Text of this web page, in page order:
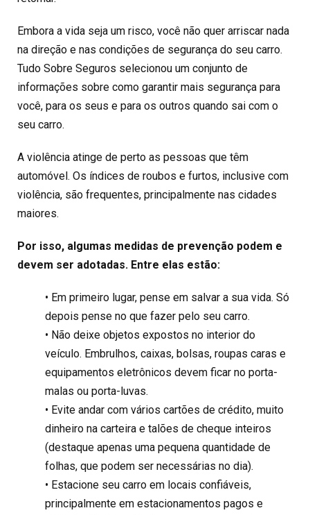
Embora a vida seja um risco, você não quer arriscar nada
na direção e nas condições de segurança do seu carro.
Tudo Sobre Seguros selecionou um conjunto de
informações sobre como garantir mais segurança para
você, para os seus e para os outros quando sai com o
seu carro.
A violência atinge de perto as pessoas que têm
automóvel. Os índices de roubos e furtos, inclusive com
violência, são frequentes, principalmente nas cidades
maiores.
Por isso, algumas medidas de prevenção podem e
devem ser adotadas. Entre elas estão:
• Em primeiro lugar, pense em salvar a sua vida. Só
depois pense no que fazer pelo seu carro.
• Não deixe objetos expostos no interior do
veículo. Embrulhos, caixas, bolsas, roupas caras e
equipamentos eletrônicos devem ficar no porta-
malas ou porta-luvas.
• Evite andar com vários cartões de crédito, muito
dinheiro na carteira e talões de cheque inteiros
(destaque apenas uma pequena quantidade de
folhas, que podem ser necessárias no dia).
• Estacione seu carro em locais confiáveis,
principalmente em estacionamentos pagos e